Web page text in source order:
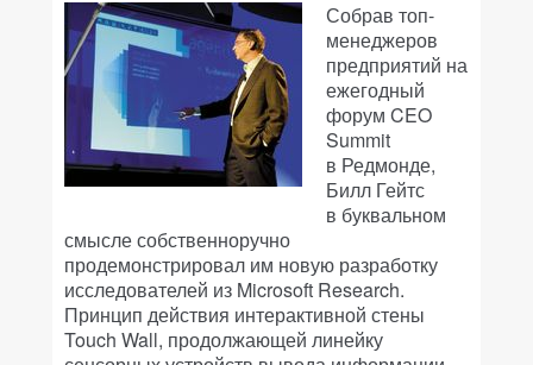
Собрав топ-
менеджеров
предприятий на
ежегодный
форум CEO
Summit
в Редмонде,
Билл Гейтс
в буквальном
смысле собственноручно
продемонстрировал им новую разработку
исследователей из Microsoft Research.
Принцип действия интерактивной стены
Touch Wall, продолжающей линейку